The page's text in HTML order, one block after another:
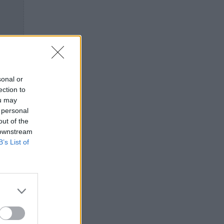
or
to
may
of the
List of